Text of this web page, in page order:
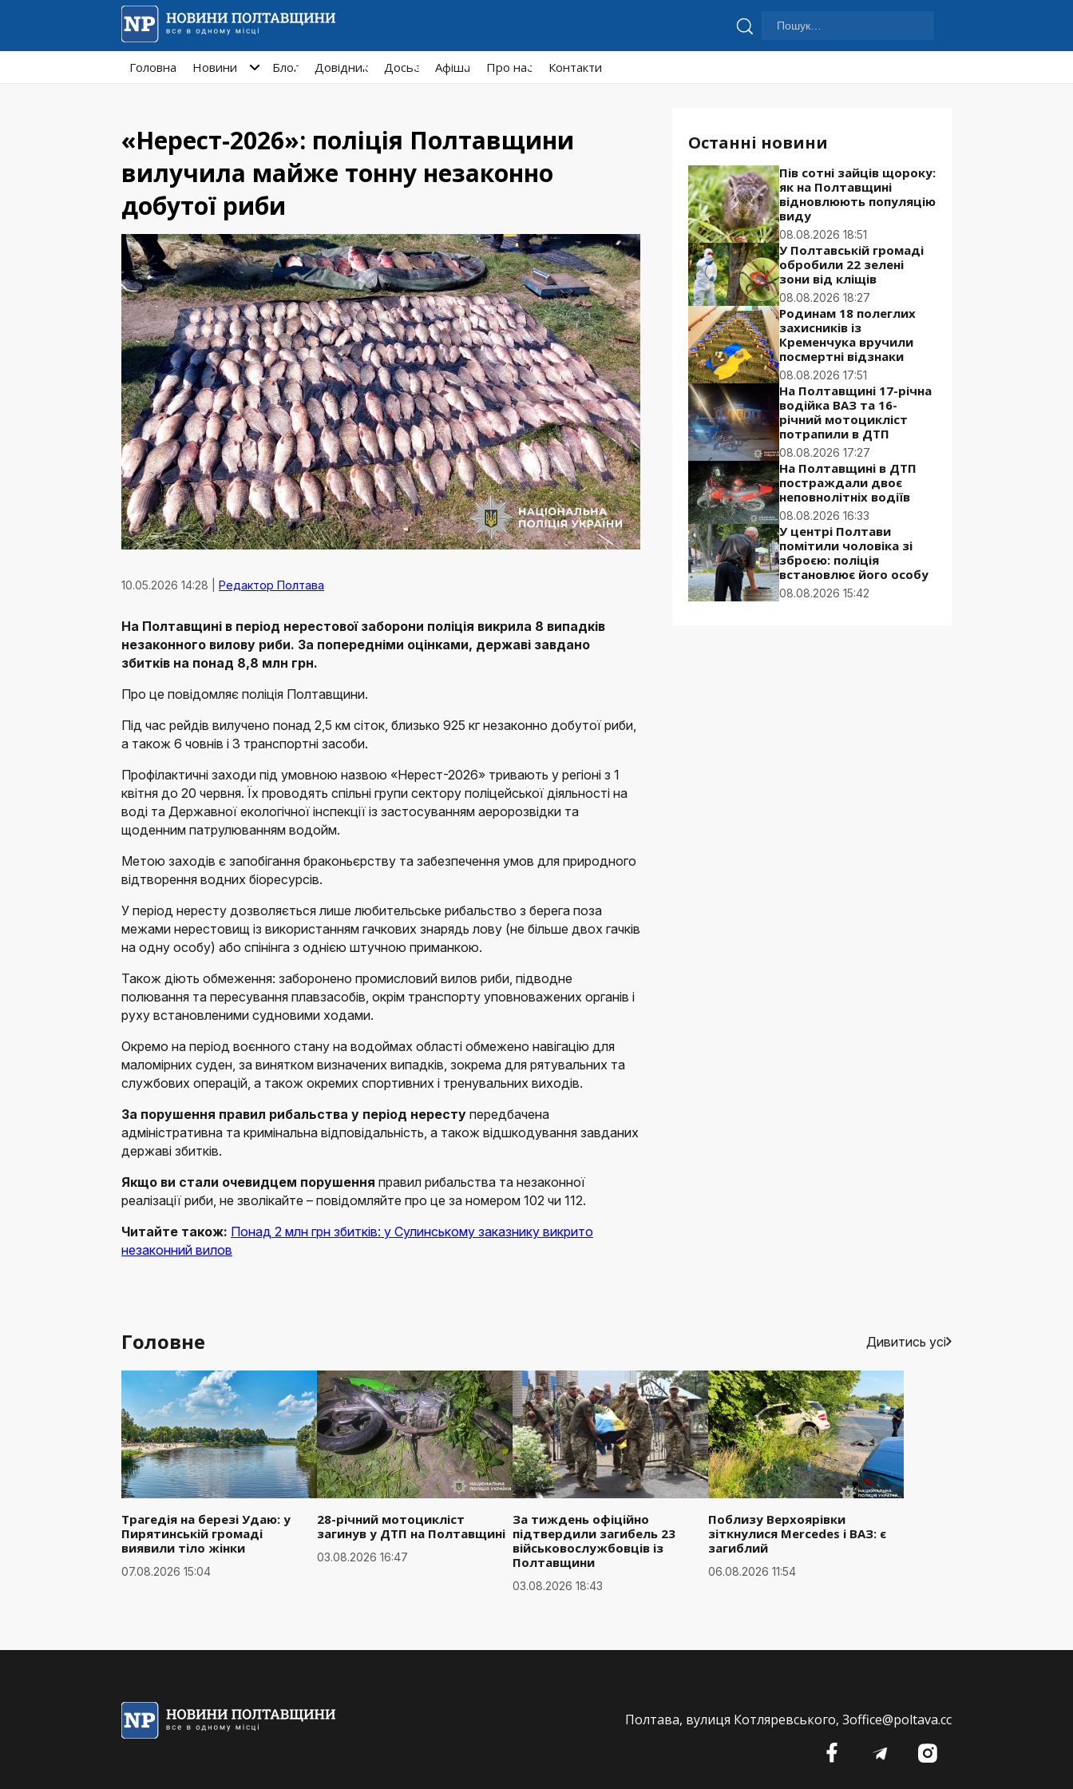
Пошук:
Головна Новини Блог Довідник Досьє Афiша Про нас Контакти
«Нерест-2026»: поліція Полтавщини
вилучила майже тонну незаконно
добутої риби
10.05.2026 14:28 | Редактор Полтава
На Полтавщині в період нерестової заборони поліція викрила 8 випадків
незаконного вилову риби. За попередніми оцінками, державі завдано
збитків на понад 8,8 млн грн.
Про це повідомляє поліція Полтавщини.
Під час рейдів вилучено понад 2,5 км сіток, близько 925 кг незаконно добутої риби,
а також 6 човнів і 3 транспортні засоби.
Профілактичні заходи під умовною назвою «Нерест-2026» тривають у регіоні з 1
квітня до 20 червня. Їх проводять спільні групи сектору поліцейської діяльності на
воді та Державної екологічної інспекції із застосуванням аеророзвідки та
щоденним патрулюванням водойм.
Метою заходів є запобігання браконьєрству та забезпечення умов для природного
відтворення водних біоресурсів.
У період нересту дозволяється лише любительське рибальство з берега поза
межами нерестовищ із використанням гачкових знарядь лову (не більше двох гачків
на одну особу) або спінінга з однією штучною приманкою.
Також діють обмеження: заборонено промисловий вилов риби, підводне
полювання та пересування плавзасобів, окрім транспорту уповноважених органів і
руху встановленими судновими ходами.
Окремо на період воєнного стану на водоймах області обмежено навігацію для
маломірних суден, за винятком визначених випадків, зокрема для рятувальних та
службових операцій, а також окремих спортивних і тренувальних виходів.
За порушення правил рибальства у період нересту передбачена
адміністративна та кримінальна відповідальність, а також відшкодування завданих
державі збитків.
Якщо ви стали очевидцем порушення правил рибальства та незаконної
реалізації риби, не зволікайте – повідомляйте про це за номером 102 чи 112.
Читайте також: Понад 2 млн грн збитків: у Сулинському заказнику викрито
незаконний вилов
Останні новини
Пів сотні зайців щороку:
як на Полтавщині
відновлюють популяцію
виду
08.08.2026 18:51
У Полтавській громаді
обробили 22 зелені
зони від кліщів
08.08.2026 18:27
Родинам 18 полеглих
захисників із
Кременчука вручили
посмертні відзнаки
08.08.2026 17:51
На Полтавщині 17-річна
водійка ВАЗ та 16-
річний мотоцикліст
потрапили в ДТП
08.08.2026 17:27
На Полтавщині в ДТП
постраждали двоє
неповнолітніх водіїв
08.08.2026 16:33
У центрі Полтави
помітили чоловіка зі
зброєю: поліція
встановлює його особу
08.08.2026 15:42
Головне Дивитись усі
Трагедія на березі Удаю: у
Пирятинській громаді
виявили тіло жінки
07.08.2026 15:04
28-річний мотоцикліст
загинув у ДТП на Полтавщині
03.08.2026 16:47
За тиждень офіційно
підтвердили загибель 23
військовослужбовців із
Полтавщини
03.08.2026 18:43
Поблизу Верхоярівки
зіткнулися Mercedes і ВАЗ: є
загиблий
06.08.2026 11:54
Полтава, вулиця Котляревського, 3office@poltava.cc